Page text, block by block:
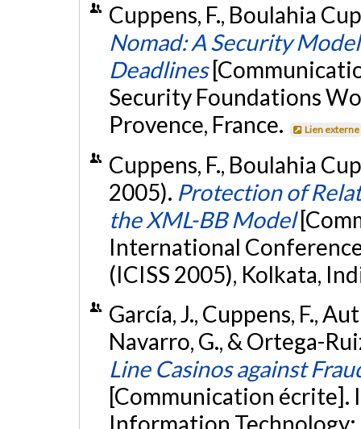
Cuppens, F., Boulahia
Nomad: A Security
Deadlines
Security Foundations
Provence, France.
Lien externe
Cuppens, F., Boulahia
2005). Protection of
the XML-BB Model
International
(ICISS 2005), Kolkata,
García, J., Cuppens, F.,
Navarro, G., & Ortega-
Line Casinos against
[Communication
Information